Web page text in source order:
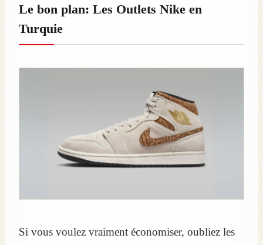
Le bon plan: Les Outlets Nike en
Turquie
Si vous voulez vraiment économiser, oubliez les